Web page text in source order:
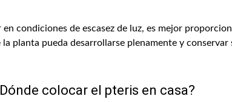
condiciones de escasez de luz, es mejor
planta pueda desarrollarse plenamente y conservar
colocar el pteris en casa?